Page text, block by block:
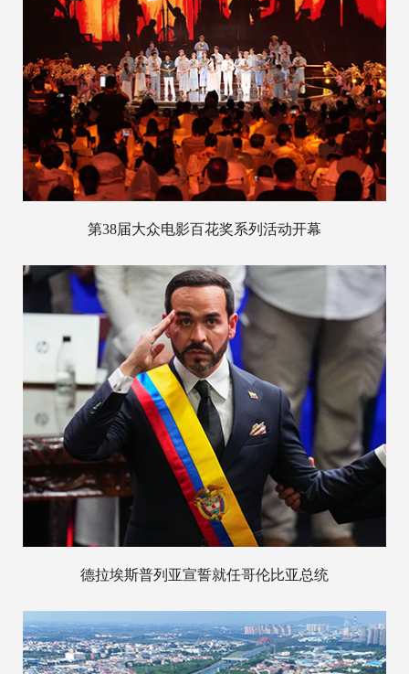
第38届大众电影百花奖系列活动开幕
德拉埃斯普列亚宣誓就任哥伦比亚总统